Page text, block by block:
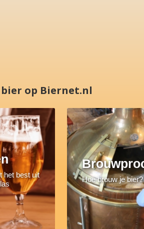
op Biernet.nl
het best uit
Hoe brouw je bier?